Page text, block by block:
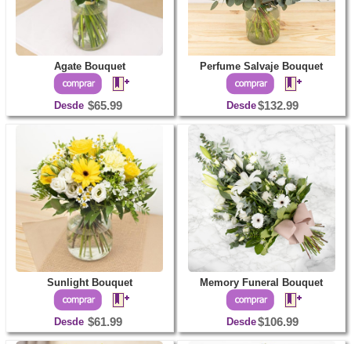
Agate Bouquet
Desde $65.99
Perfume Salvaje Bouquet
Desde$132.99
Sunlight Bouquet
Desde $61.99
Memory Funeral Bouquet
Desde$106.99